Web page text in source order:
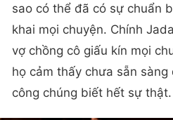
sao có thể đã có sự chuẩn
khai mọi chuyện. Chính
vợ chồng cô giấu kín mọi
họ cảm thấy chưa sẵn
công chúng biết hết sự thật.